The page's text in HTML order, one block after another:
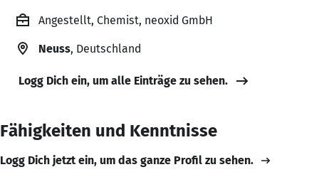
Angestellt, Chemist, neoxid GmbH
Neuss, Deutschland
Logg Dich ein, um alle Einträge zu sehen.
Fähigkeiten und Kenntnisse
Logg Dich jetzt ein, um das ganze Profil zu sehen.